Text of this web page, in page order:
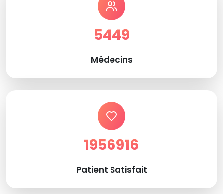
5449
Médecins
1956916
Patient Satisfait